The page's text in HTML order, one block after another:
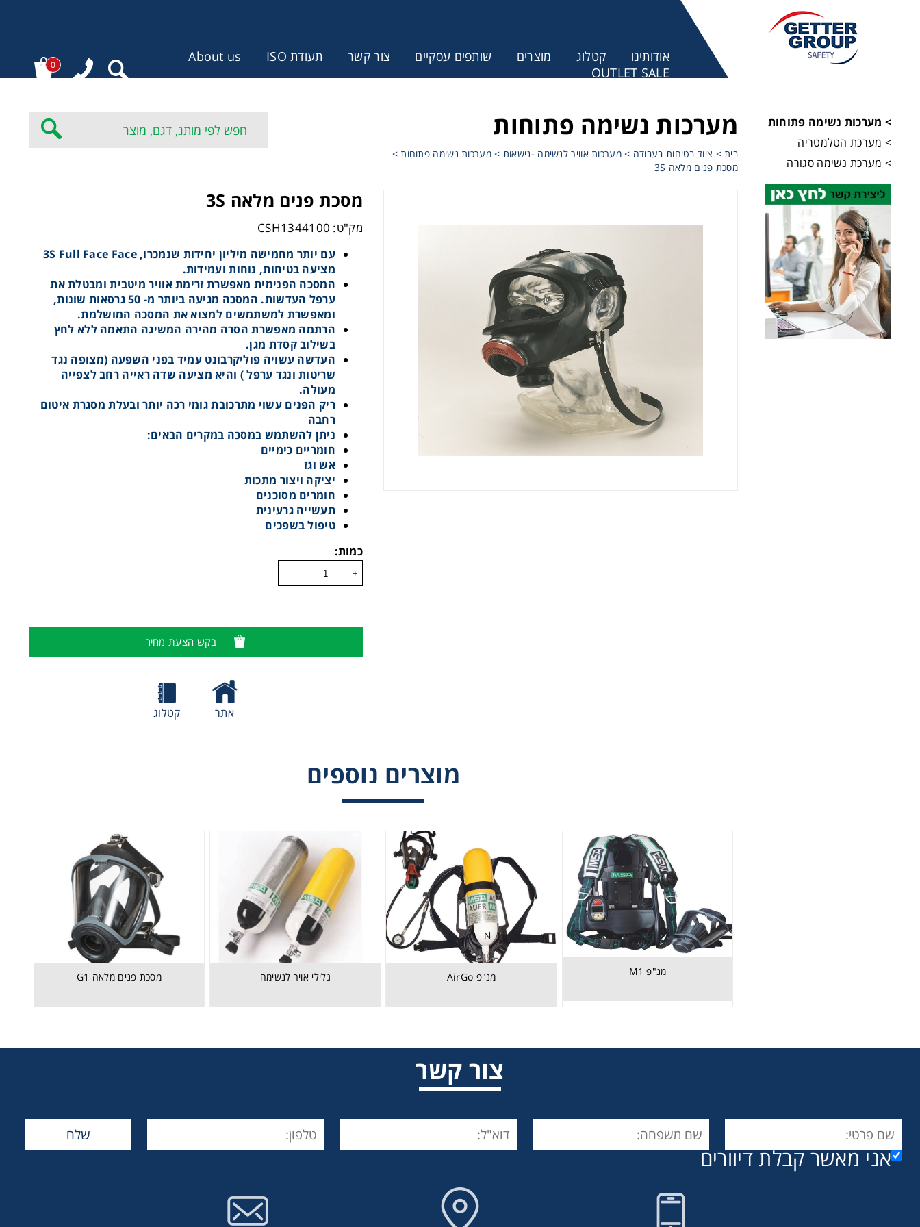
אודותינו קטלוג מוצרים שותפים עסקיים צור קשר תעודת ISO
About us
OUTLET SALE
0
> מערכות נשימה פתוחות
> מערכת הטלמטריה
> מערכת נשימה סגורה
מערכות נשימה פתוחות
בית> ציוד בטיחות בעבודה >מערכות אוויר לנשימה -נישאות >מערכות נשימה פתוחות>
מסכת פנים מלאה 3S
מסכת פנים מלאה 3S
מק"ט: CSH1344100
עם יותר מחמישה מיליון יחידות שנמכרו, 3S Full Face Face
מציעה בטיחות, נוחות ועמידות.
המסכה הפנימית מאפשרת זרימת אוויר מיטבית ומבטלת את
ערפל העדשות. המסכה מגיעה ביותר מ- 50 גרסאות שונות,
ומאפשרת למשתמשים למצוא את המסכה המושלמת.
הרתמה מאפשרת הסרה מהירה המשיגה התאמה ללא לחץ
בשילוב קסדת מגן.
העדשה עשויה פוליקרבונט עמיד בפני השפעה (מצופה נגד
שריטות ונגד ערפל ) והיא מציעה שדה ראייה רחב לצפייה
מעולה.
ריק הפנים עשוי מתרכובת גומי רכה יותר ובעלת מסגרת איטום
רחבה
ניתן להשתמש במסכה במקרים הבאים:
חומריים כימיים
אש וגז
יציקה ויצור מתכות
חומרים מסוכנים
תעשייה גרעינית
טיפול בשפכים
כמות:
+
-
בקש הצעת מחיר
אתר קטלוג
מוצרים נוספים
מנ"פ M1 מנ"פ AirGo גלילי אויר לנשימה מסכת פנים מלאה G1
צור קשר
אני מאשר קבלת דיוורים
מנ"פ AirGo